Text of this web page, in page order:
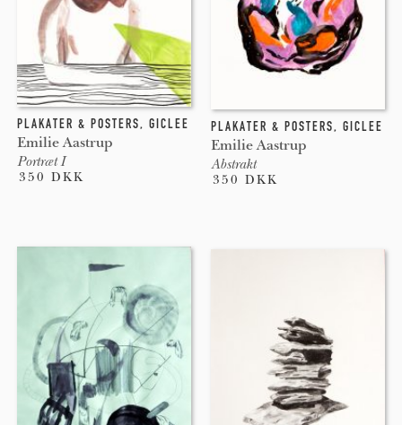
PLAKATER & POSTERS, GICLEE
Emilie Aastrup
Portræt I
350 DKK
PLAKATER & POSTERS, GICLEE
Emilie Aastrup
Abstrakt
350 DKK